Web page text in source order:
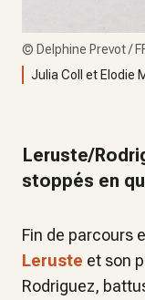
© Delphine Prevot /
Julia Coll et Elodie
Leruste/
stoppés en
Fin de parcours
Leruste et son
Rodriguez,